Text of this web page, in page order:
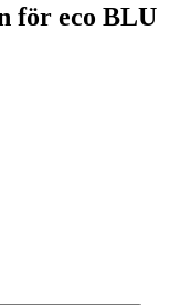
för eco BLU